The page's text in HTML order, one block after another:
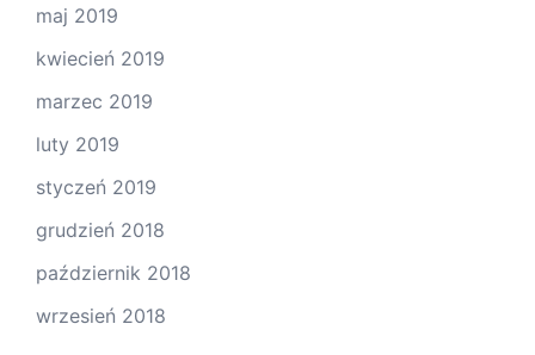
maj 2019
kwiecień 2019
marzec 2019
luty 2019
styczeń 2019
grudzień 2018
październik 2018
wrzesień 2018